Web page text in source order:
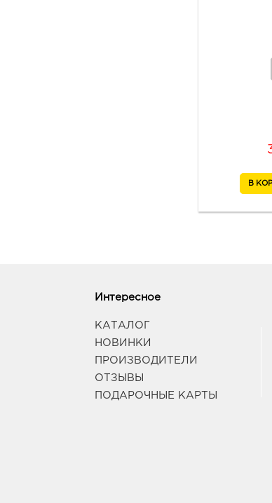
Интересное
КАТАЛОГ
НОВИНКИ
ПРОИЗВОДИТЕЛИ
ОТЗЫВЫ
ПОДАРОЧНЫЕ КАРТЫ